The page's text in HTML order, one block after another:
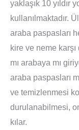
yaklaşık 10 yıldır
kullanılmaktadır.
araba paspasları
kire ve neme karşı
mı arabaya mı
araba paspasları
ve temizlenmesi
durulanabilmesi,
kılar.